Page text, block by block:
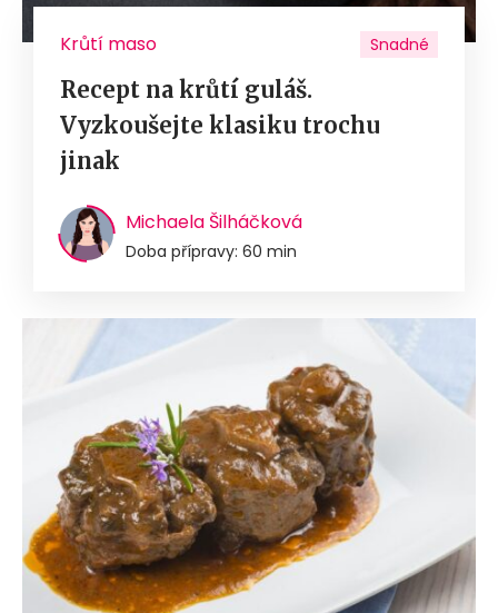
Krůtí maso Snadné
Recept na krůtí guláš.
Vyzkoušejte klasiku trochu
jinak
Michaela Šilháčková
Doba přípravy: 60 min